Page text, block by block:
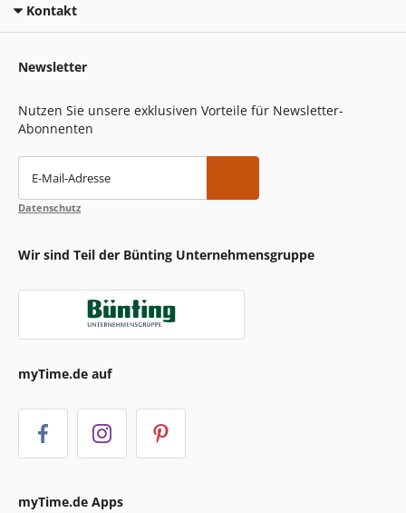
Kontakt
Newsletter
Nutzen Sie unsere exklusiven Vorteile für Newsletter-
Abonnenten
E-Mail-Adresse
Datenschutz
Wir sind Teil der Bünting Unternehmensgruppe
myTime.de auf
myTime.de Apps